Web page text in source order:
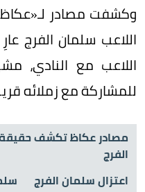
وكشفت مصادر
اللاعب سلمان الفرج
اللاعب مع النادي،
للمشاركة مع زملائه
مصادر عكاظ تكشف حقيقة
الفرج
اعتزال سلمان الفرج